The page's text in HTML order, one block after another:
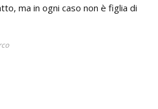
ma in ogni caso non è figlia di